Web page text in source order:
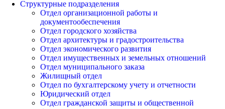
Структурные подразделения
Отдел организационной работы и
документообеспечения
Отдел городского хозяйства
Отдел архитектуры и градостроительства
Отдел экономического развития
Отдел имущественных и земельных отношений
Отдел муниципального заказа
Жилищный отдел
Отдел по бухгалтерскому учету и отчетности
Юридический отдел
Отдел гражданской защиты и общественной